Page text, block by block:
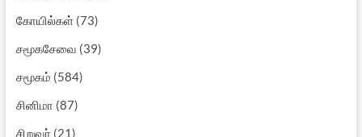
கோயில்கள்(73)
சமூகசேவை (39)
சமூகம் (584)
சினிமா (87)
சிறுவர் (21)